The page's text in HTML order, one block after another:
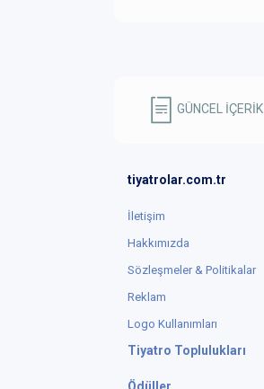
GÜNCEL İÇERİK
tiyatrolar.com.tr
İletişim
Hakkımızda
Sözleşmeler & Politikalar
Reklam
Logo Kullanımları
Tiyatro Toplulukları